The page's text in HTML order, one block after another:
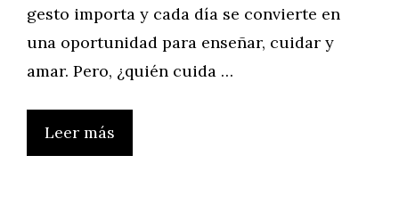
gesto importa y cada día se convierte en
una oportunidad para enseñar, cuidar y
amar. Pero, ¿quién cuida …
Leer más